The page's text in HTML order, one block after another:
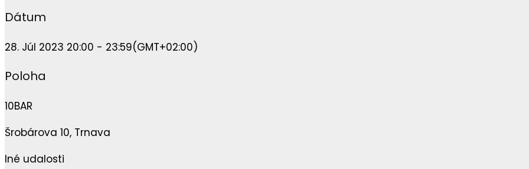
Dátum
28. Júl 2023 20:00 - 23:59(GMT+02:00)
Poloha
10BAR
Šrobárova 10, Trnava
Iné udalosti